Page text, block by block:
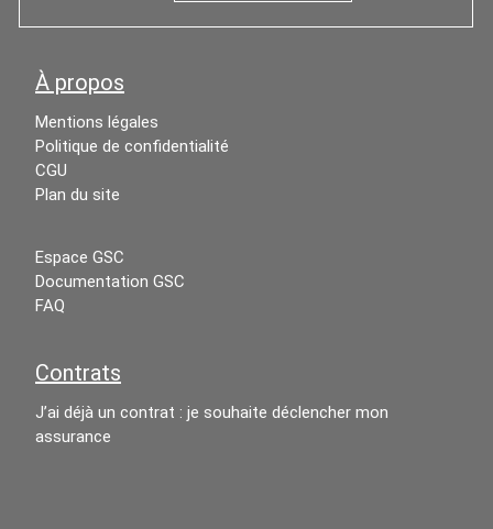
À propos
Mentions légales
Politique de confidentialité
CGU
Plan du site
Espace GSC
Documentation GSC
FAQ
Contrats
J’ai déjà un contrat : je souhaite déclencher mon
assurance